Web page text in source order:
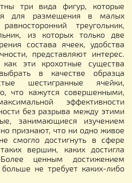
три вида фигур, которые
для размещения в малых
треугольник,
из которых только две
состава ячеек, удобства
представляют интерес.
как эти крохотные существа
в качестве образца
шестигранные ячейки,
что кажутся совершенными,
эффективности
без разрыва между этими
занимающиеся изучением
признают, что ни одно живое
смогло достигнуть в сфере
вершин, каких достигла
ценным достижением
не требует каких-либо